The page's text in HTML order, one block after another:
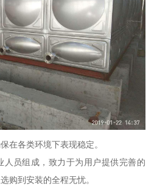
在各类环境下表现稳定。
人员组成，致力于为用户提供完善的
购到安装的全程无忧。